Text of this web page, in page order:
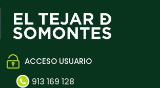
ACCESO USUARIO
913 169 128